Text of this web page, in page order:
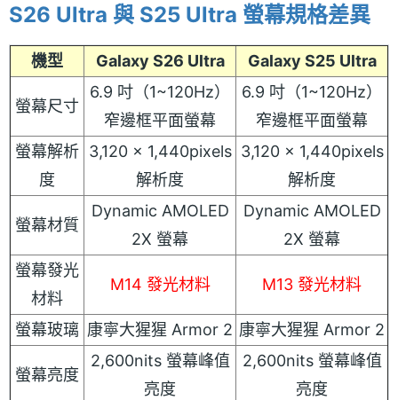
S26 Ultra 與 S25 Ultra 螢幕規格差異
機型 Galaxy S26 Ultra Galaxy S25 Ultra
螢幕尺寸
6.9 吋（1~120Hz）
窄邊框平面螢幕
6.9 吋（1~120Hz）
窄邊框平面螢幕
螢幕解析
度
3,120 x 1,440pixels
解析度
3,120 x 1,440pixels
解析度
螢幕材質
Dynamic AMOLED
2X 螢幕
Dynamic AMOLED
2X 螢幕
螢幕發光
材料
M14 發光材料 M13 發光材料
螢幕玻璃 康寧大猩猩 Armor 2 康寧大猩猩 Armor 2
螢幕亮度
2,600nits 螢幕峰值
亮度
2,600nits 螢幕峰值
亮度